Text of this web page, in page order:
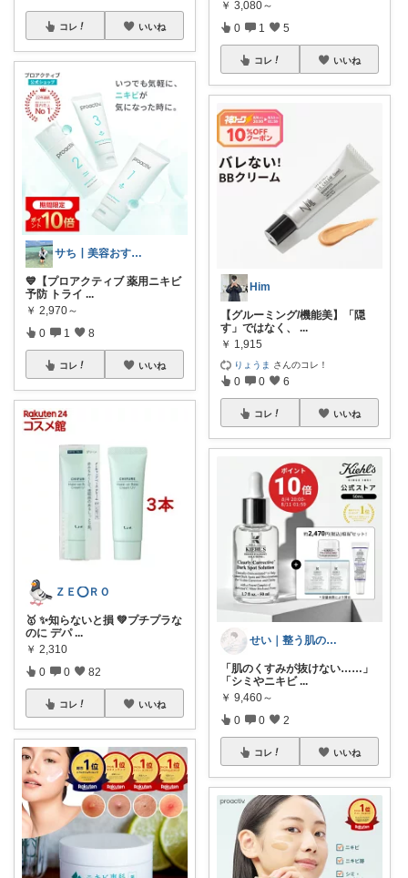
コレ いいね
サち┃美容おすすめ┃垢抜け
💙【プロアクティブ 薬用ニキビ
予防 トライ ...
￥ 2,970～
0 1 8
コレ いいね
ＺＥ⭕ＲＯ
🥇 ✨知らないと損 💚プチプラな
のに デパ ...
￥ 2,310
0 0 82
コレ いいね
￥ 3,080～
0 1 5
コレ いいね
Him
【グルーミング/機能美】「隠
す」ではなく、
...
￥ 1,915
りょうま さんのコレ！
0 0 6
コレ いいね
せい｜整う肌のある暮らし
「肌のくすみが抜けない……」
「シミやニキビ ...
￥ 9,460～
0 0 2
コレ いいね